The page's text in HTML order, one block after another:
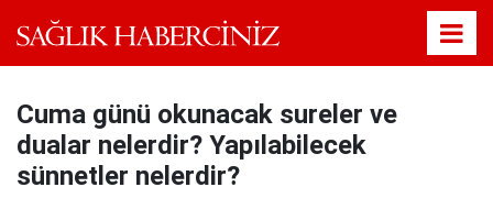
Cuma günü okunacak sureler ve
dualar nelerdir? Yapılabilecek
sünnetler nelerdir?